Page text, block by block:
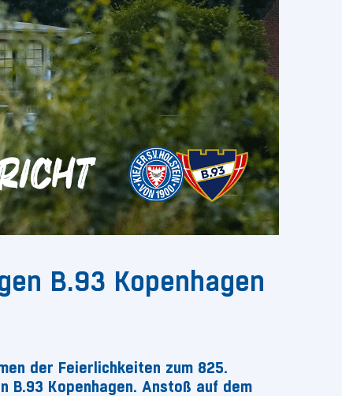
B.93 Kopenhagen
der Feierlichkeiten zum 825.
Kopenhagen. Anstoß auf dem